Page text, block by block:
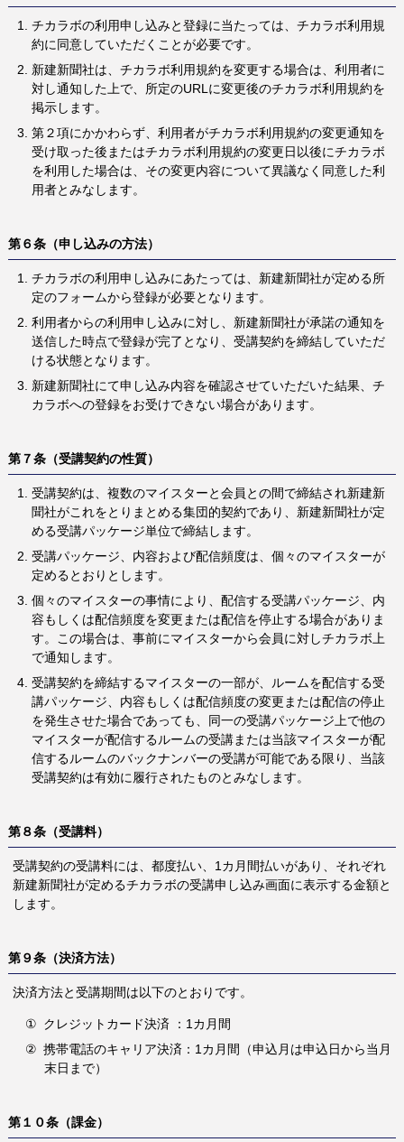
チカラボの利用申し込みと登録に当たっては、チカラボ利用規
約に同意していただくことが必要です。
新建新聞社は、チカラボ利用規約を変更する場合は、利用者に
対し通知した上で、所定のURLに変更後のチカラボ利用規約を
掲示します。
第２項にかかわらず、利用者がチカラボ利用規約の変更通知を
受け取った後またはチカラボ利用規約の変更日以後にチカラボ
を利用した場合は、その変更内容について異議なく同意した利
用者とみなします。
第６条（申し込みの方法）
チカラボの利用申し込みにあたっては、新建新聞社が定める所
定のフォームから登録が必要となります。
利用者からの利用申し込みに対し、新建新聞社が承諾の通知を
送信した時点で登録が完了となり、受講契約を締結していただ
ける状態となります。
新建新聞社にて申し込み内容を確認させていただいた結果、チ
カラボへの登録をお受けできない場合があります。
第７条（受講契約の性質）
受講契約は、複数のマイスターと会員との間で締結され新建新
聞社がこれをとりまとめる集団的契約であり、新建新聞社が定
める受講パッケージ単位で締結します。
受講パッケージ、内容および配信頻度は、個々のマイスターが
定めるとおりとします。
個々のマイスターの事情により、配信する受講パッケージ、内
容もしくは配信頻度を変更または配信を停止する場合がありま
す。この場合は、事前にマイスターから会員に対しチカラボ上
で通知します。
受講契約を締結するマイスターの一部が、ルームを配信する受
講パッケージ、内容もしくは配信頻度の変更または配信の停止
を発生させた場合であっても、同一の受講パッケージ上で他の
マイスターが配信するルームの受講または当該マイスターが配
信するルームのバックナンバーの受講が可能である限り、当該
受講契約は有効に履行されたものとみなします。
第８条（受講料）
受講契約の受講料には、都度払い、1カ月間払いがあり、それぞれ
新建新聞社が定めるチカラボの受講申し込み画面に表示する金額と
します。
第９条（決済方法）
決済方法と受講期間は以下のとおりです。
① クレジットカード決済 ：1カ月間
② 携帯電話のキャリア決済：1カ月間（申込月は申込日から当月
末日まで）
第１０条（課金）